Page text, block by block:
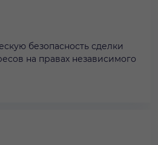
безопасность сделки
на правах независимого